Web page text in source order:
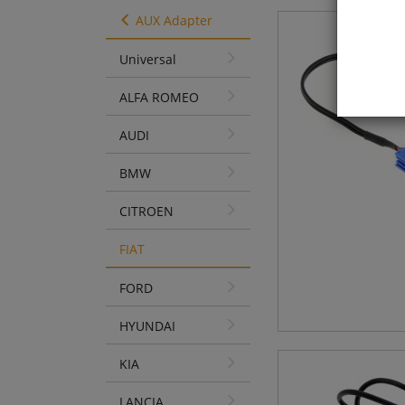
AUX Adapter
Universal
ALFA ROMEO
AUDI
BMW
CITROEN
FIAT
FORD
HYUNDAI
KIA